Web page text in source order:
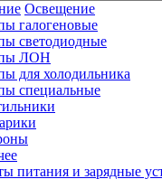
Освещение
галогеновые
светодиодные
ЛОН
для холодильника
специальные